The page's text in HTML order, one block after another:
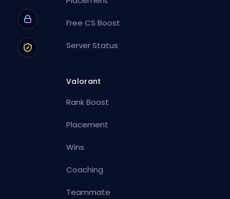
Free CS Boost
Server Status
Valorant
Rank Boost
Placement
Wins
Coaching
Teammate